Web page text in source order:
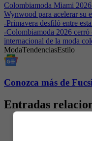
Colombiamoda Miami
Wynwood para acelerar su
-Primavera desfiló entre
-Colombiamoda 2026
internacional de la moda
ModaTendenciasEstilo
Conozca más de
Entradas